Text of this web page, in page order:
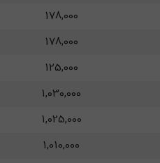
178,000
178,000
125,000
1,030,000
1,025,000
1,010,000